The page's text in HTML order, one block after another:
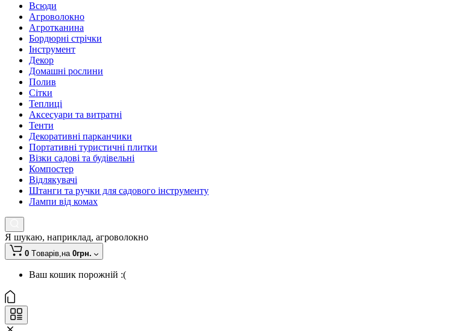
Всюди
Агроволокно
Агротканина
Бордюрні стрічки
Інструмент
Декор
Домашні рослини
Полив
Сітки
Теплиці
Аксесуари та витратні
Тенти
Декоративні парканчики
Портативні туристичні плитки
Візки садові та будівельні
Компостер
Відлякувачі
Штанги та ручки для садового інструменту
Лампи від комах
Я шукаю, наприклад, агроволокно
0 Tоварів,на 0грн.
Ваш кошик порожній :(